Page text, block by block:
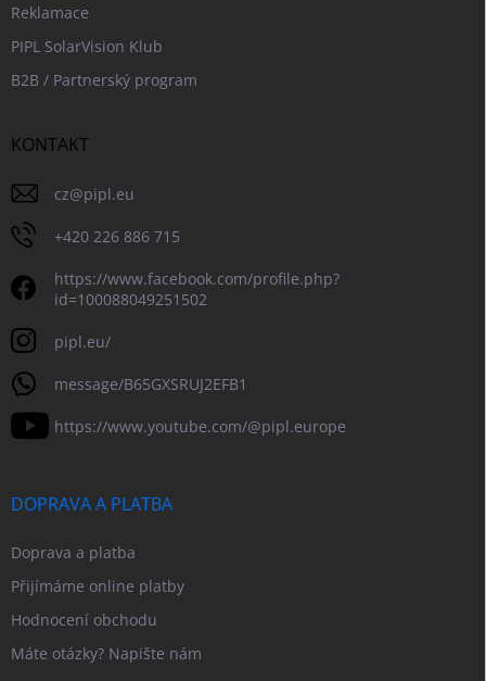
Reklamace
PIPL SolarVision Klub
B2B / Partnerský program
KONTAKT
cz@pipl.eu
+420 226 886 715
https://www.facebook.com/profile.php?
id=100088049251502
pipl.eu/
message/B65GXSRUJ2EFB1
https://www.youtube.com/@pipl.europe
DOPRAVA A PLATBA
Doprava a platba
Přijímáme online platby
Hodnocení obchodu
Máte otázky? Napište nám